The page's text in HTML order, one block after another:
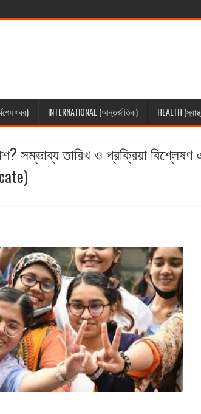
খবর) INTERNATIONAL (আন্তর্জাতিক) HEALTH
সম্ভাব্য তারিখ ও প্রক্রিয়া